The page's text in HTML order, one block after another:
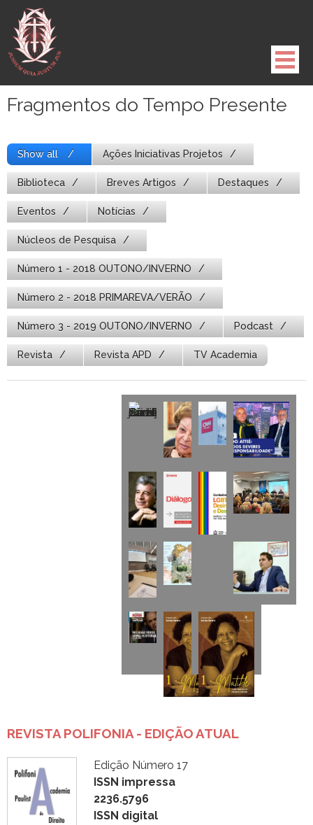
para
conteúdo
Fragmentos do Tempo Presente
Show all Ações Iniciativas Projetos
Biblioteca Breves Artigos Destaques
Eventos Notícias
Núcleos de Pesquisa
Número 1 - 2018 OUTONO/INVERNO
Número 2 - 2018 PRIMAREVA/VERÃO
Número 3 - 2019 OUTONO/INVERNO Podcast
Revista Revista APD TV Academia
REVISTA POLIFONIA - EDIÇÃO ATUAL
Edição Número 17
ISSN impressa
2236.5796
ISSN digital